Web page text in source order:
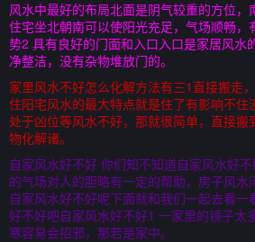
风水中最好的布局北面是阴气较重的方位，
住宅坐北朝南可以使阳光充足，气场顺畅，
势2 具有良好的门面和入口入口是家居风水
净整洁，没有杂物堆放门的。
家里风水不好怎么化解方法有三1直接搬走
住阳宅风水的最大特点就是住了有影响不住
处于凶位等风水不好，那就很简单，直接
物化解诸。
自家风水好不好 你们知不知道自家风水好
的气场对人的胆略有一定的帮助，房子风水
自家风水好不好呢下面就和我们一起去看
好不好吧自家风水好不好1 一家里的镜子太
寒容易会招邪，那若是家中。